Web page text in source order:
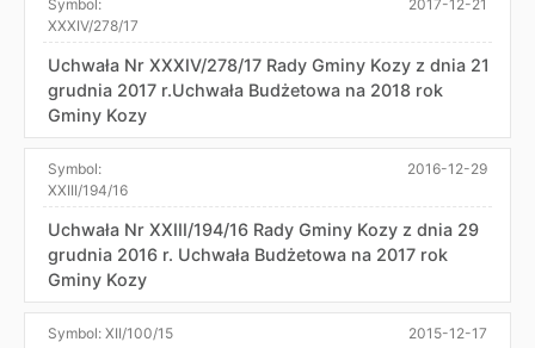
Symbol:
XXXIV/278/17
2017-12-21
Uchwała Nr XXXIV/278/17 Rady Gminy Kozy z dnia 21
grudnia 2017 r.Uchwała Budżetowa na 2018 rok
Gminy Kozy
Symbol:
XXIII/194/16
2016-12-29
Uchwała Nr XXIII/194/16 Rady Gminy Kozy z dnia 29
grudnia 2016 r. Uchwała Budżetowa na 2017 rok
Gminy Kozy
Symbol: XII/100/15 2015-12-17